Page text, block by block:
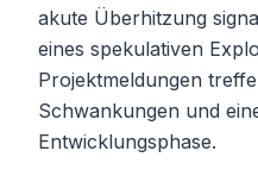
akute Überhitzung
eines spekulativen
Projektmeldungen
Schwankungen und
Entwicklungsphase.